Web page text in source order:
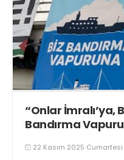
“Onlar İmralı’ya,
Bandırma
22 Kasım 2025 Cumartesi